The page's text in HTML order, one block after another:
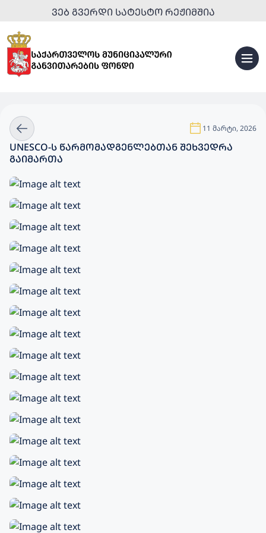
ᲕᲔᲑ ᲒᲕᲔᲠᲓᲘ ᲡᲐᲢᲔᲡᲢᲝ ᲠᲔᲟᲘᲛᲨᲘᲐ
11 მარტი, 2026
UNESCO-Ს ᲬᲐᲠᲛᲝᲛᲐᲓᲒᲔᲜᲚᲔᲑᲗᲐᲜ ᲨᲔᲮᲕᲔᲓᲠᲐ
ᲒᲐᲘᲛᲐᲠᲗᲐ